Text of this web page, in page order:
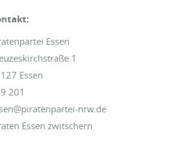
Essen
1
Essen
201
nrw.de
Essen zwitschern